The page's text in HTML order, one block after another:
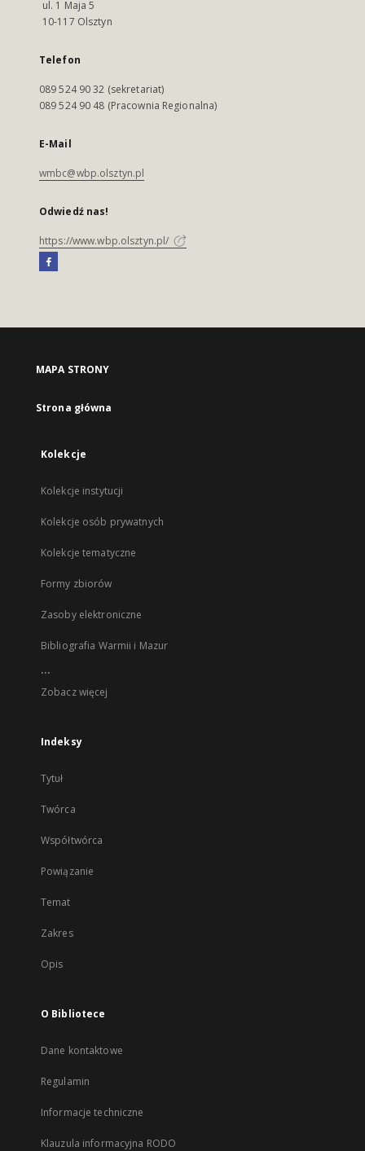
ul. 1 Maja 5
10-117 Olsztyn
Telefon
089 524 90 32 (sekretariat)
089 524 90 48 (Pracownia Regionalna)
E-Mail
wmbc@wbp.olsztyn.pl
Odwiedź nas!
https://www.wbp.olsztyn.pl/
MAPA STRONY
Strona główna
Kolekcje
Kolekcje instytucji
Kolekcje osób prywatnych
Kolekcje tematyczne
Formy zbiorów
Zasoby elektroniczne
Bibliografia Warmii i Mazur
...
Zobacz więcej
Indeksy
Tytuł
Twórca
Współtwórca
Powiązanie
Temat
Zakres
Opis
O Bibliotece
Dane kontaktowe
Regulamin
Informacje techniczne
Klauzula informacyjna RODO